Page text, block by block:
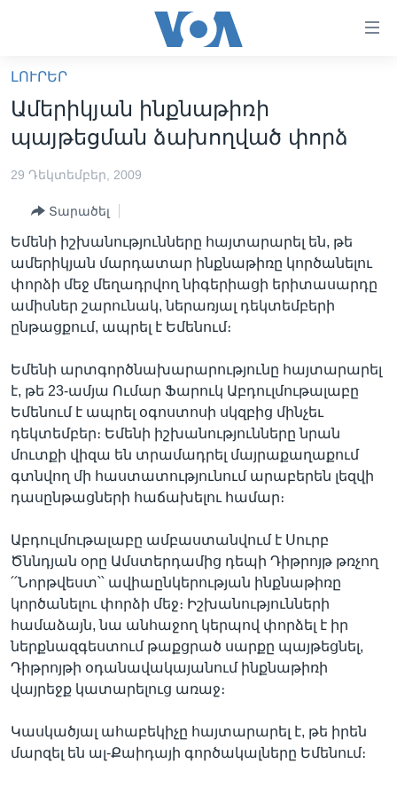
հիմնական
բովանդակությանը
անցնել
հիմնական
բովանդակությանը
բովանդակություն
ԼՈՒՐԵՐ
ՖԻԼՄԵՐ
ՖԻԼՄԵՐ
IN ENGLISH
ՄԵՐ ՄԱՍԻՆ
ՄԵՐ ՄԱՍԻՆ
«ԱՄԵՐԻԿԱՅԻ ՁԱՅՆ»-Ի ԿԱՆՈՆԱԴՐՈՒԹՅՈՒՆ
ՈՒԿՐԱԻՆԱԿԱՆ ՊԱՏԵՐԱԶՄ
Learning English
ՀԵՏԵՒԵՔ ՄԵԶ
Լեզուներ
ԼՈՒՐԵՐ
Ամերիկյան ինքնաթիռի
պայթեցման ձախողված փորձ
29 Դեկտեմբեր, 2009
Տարածել
Եմենի իշխանությունները հայտարարել են, թե
ամերիկյան մարդատար ինքնաթիռը կործանելու
փորձի մեջ մեղադրվող նիգերիացի երիտասարդը
ամիսներ շարունակ, ներառյալ դեկտեմբերի
ընթացքում, ապրել է Եմենում։
Եմենի արտգործնախարարությունը հայտարարել
է, թե 23-ամյա Ումար Ֆարուկ Աբդուլմութալաբը
Եմենում է ապրել օգոստոսի սկզբից մինչեւ
դեկտեմբեր։ Եմենի իշխանությունները նրան
մուտքի վիզա են տրամադրել մայրաքաղաքում
գտնվող մի հաստատությունում արաբերեն լեզվի
դասընթացների հաճախելու համար։
Աբդուլմութալաբը ամբաստանվում է Սուրբ
Ծննդյան օրը Ամստերդամից դեպի Դիթրոյթ թռչող
՛՛Նորթվեստ՝՝ ավիաընկերության ինքնաթիռը
կործանելու փորձի մեջ։ Իշխանությունների
համաձայն, նա անհաջող կերպով փորձել է իր
ներքնազգեստում թաքցրած սարքը պայթեցնել,
Դիթրոյթի օդանավակայանում ինքնաթիռի
վայրեջք կատարելուց առաջ։
Կասկածյալ ահաբեկիչը հայտարարել է, թե իրեն
մարզել են ալ-Քաիդայի գործակալները Եմենում։